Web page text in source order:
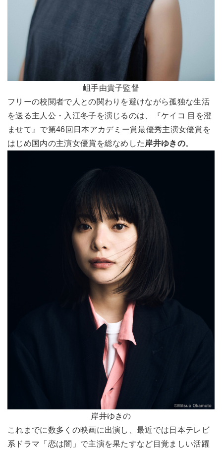
岨手由貴子監督
フリーの校閲者で人との関わりを避けながら孤独な生活
を送る主人公・入江冬子を演じるのは、『ケイコ 目を澄
ませて』で第46回日本アカデミー賞最優秀主演女優賞を
はじめ国内の主演女優賞を総なめした 岸井ゆきの。
岸井ゆきの
これまでに数多くの映画に出演し、最近では日本テレビ
系ドラマ「恋は闇」で主演を果たすなど目覚ましい活躍